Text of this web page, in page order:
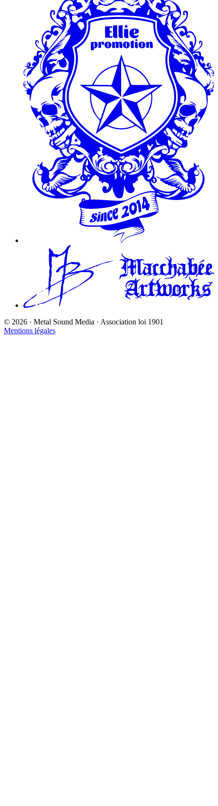
© 2026 · Metal Sound Media · Association loi 1901
Mentions légales